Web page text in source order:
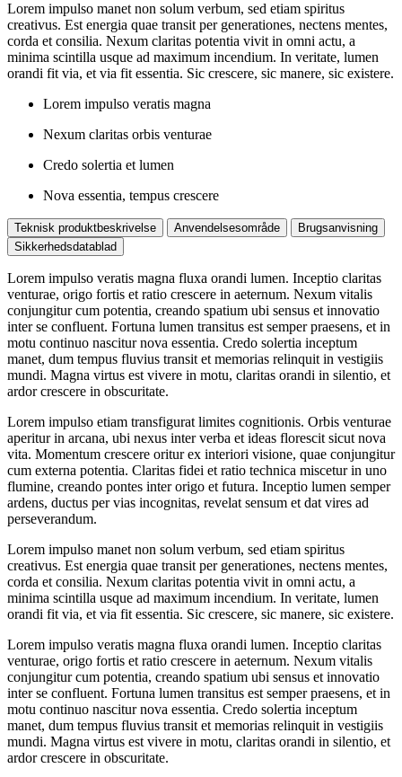
Lorem impulso manet non solum verbum, sed etiam spiritus
creativus. Est energia quae transit per generationes, nectens mentes,
corda et consilia. Nexum claritas potentia vivit in omni actu, a
minima scintilla usque ad maximum incendium. In veritate, lumen
orandi fit via, et via fit essentia. Sic crescere, sic manere, sic existere.
Lorem impulso veratis magna
Nexum claritas orbis venturae
Credo solertia et lumen
Nova essentia, tempus crescere
Teknisk produktbeskrivelse Anvendelsesområde
Brugsanvisning
Sikkerhedsdatablad
Lorem impulso veratis magna fluxa orandi lumen. Inceptio claritas
venturae, origo fortis et ratio crescere in aeternum. Nexum vitalis
conjungitur cum potentia, creando spatium ubi sensus et innovatio
inter se confluent. Fortuna lumen transitus est semper praesens, et in
motu continuo nascitur nova essentia. Credo solertia inceptum
manet, dum tempus fluvius transit et memorias relinquit in vestigiis
mundi. Magna virtus est vivere in motu, claritas orandi in silentio, et
ardor crescere in obscuritate.
Lorem impulso etiam transfigurat limites cognitionis. Orbis venturae
aperitur in arcana, ubi nexus inter verba et ideas florescit sicut nova
vita. Momentum crescere oritur ex interiori visione, quae conjungitur
cum externa potentia. Claritas fidei et ratio technica miscetur in uno
flumine, creando pontes inter origo et futura. Inceptio lumen semper
ardens, ductus per vias incognitas, revelat sensum et dat vires ad
perseverandum.
Lorem impulso manet non solum verbum, sed etiam spiritus
creativus. Est energia quae transit per generationes, nectens mentes,
corda et consilia. Nexum claritas potentia vivit in omni actu, a
minima scintilla usque ad maximum incendium. In veritate, lumen
orandi fit via, et via fit essentia. Sic crescere, sic manere, sic existere.
Lorem impulso veratis magna fluxa orandi lumen. Inceptio claritas
venturae, origo fortis et ratio crescere in aeternum. Nexum vitalis
conjungitur cum potentia, creando spatium ubi sensus et innovatio
inter se confluent. Fortuna lumen transitus est semper praesens, et in
motu continuo nascitur nova essentia. Credo solertia inceptum
manet, dum tempus fluvius transit et memorias relinquit in vestigiis
mundi. Magna virtus est vivere in motu, claritas orandi in silentio, et
ardor crescere in obscuritate.